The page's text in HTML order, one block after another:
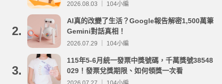
2026.08.03 ｜ 104小編
2.
AI真的改變了生活？Google報告解密1,500萬筆
Gemini對話真相！
2026.07.29 ｜ 104小編
3.
115年5-6月統一發票中獎號碼，千萬獎號38548
029！發票兌獎期限、如何領獎一次看